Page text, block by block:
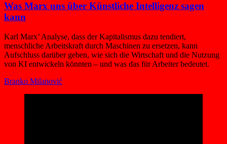
Was Marx uns über Künstliche Intelligenz sagen
kann
Karl Marx’ Analyse, dass der Kapitalismus dazu tendiert,
menschliche Arbeitskraft durch Maschinen zu ersetzen, kann
Aufschluss darüber geben, wie sich die Wirtschaft und die Nutzung
von KI entwickeln könnten – und was das für Arbeiter bedeutet.
Branko Milanović